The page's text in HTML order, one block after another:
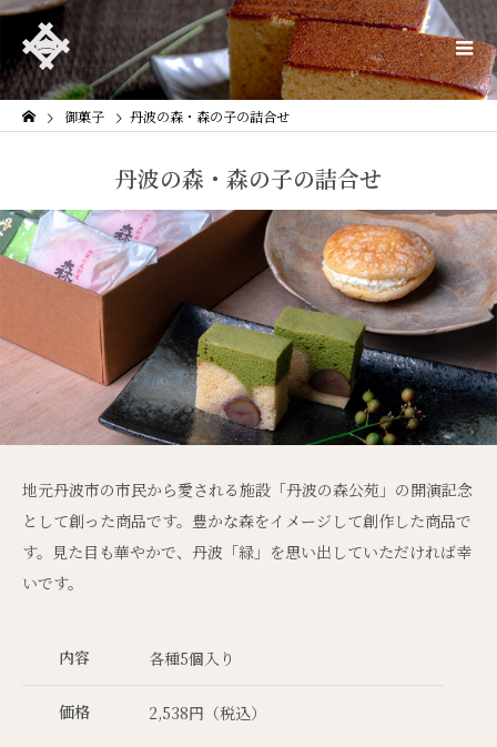
御菓子 丹波の森・森の子の詰合せ
丹波の森・森の子の詰合せ
地元丹波市の市民から愛される施設「丹波の森公苑」の開演記念
として創った商品です。豊かな森をイメージして創作した商品で
す。見た目も華やかで、丹波「緑」を思い出していただければ幸
いです。
内容 各種5個入り
価格 2,538円（税込）